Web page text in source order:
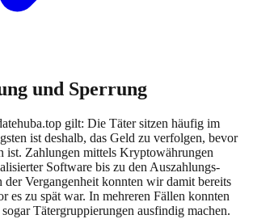
und Sperrung
gilt: Die Täter sitzen häufig im
ist deshalb, das Geld zu verfolgen, bevor
ist. Zahlungen mittels Kryptowährungen
Software bis zu den Auszahlungs-
Vergangenheit konnten wir damit bereits
es zu spät war. In mehreren Fällen konnten
Tätergruppierungen ausfindig machen.